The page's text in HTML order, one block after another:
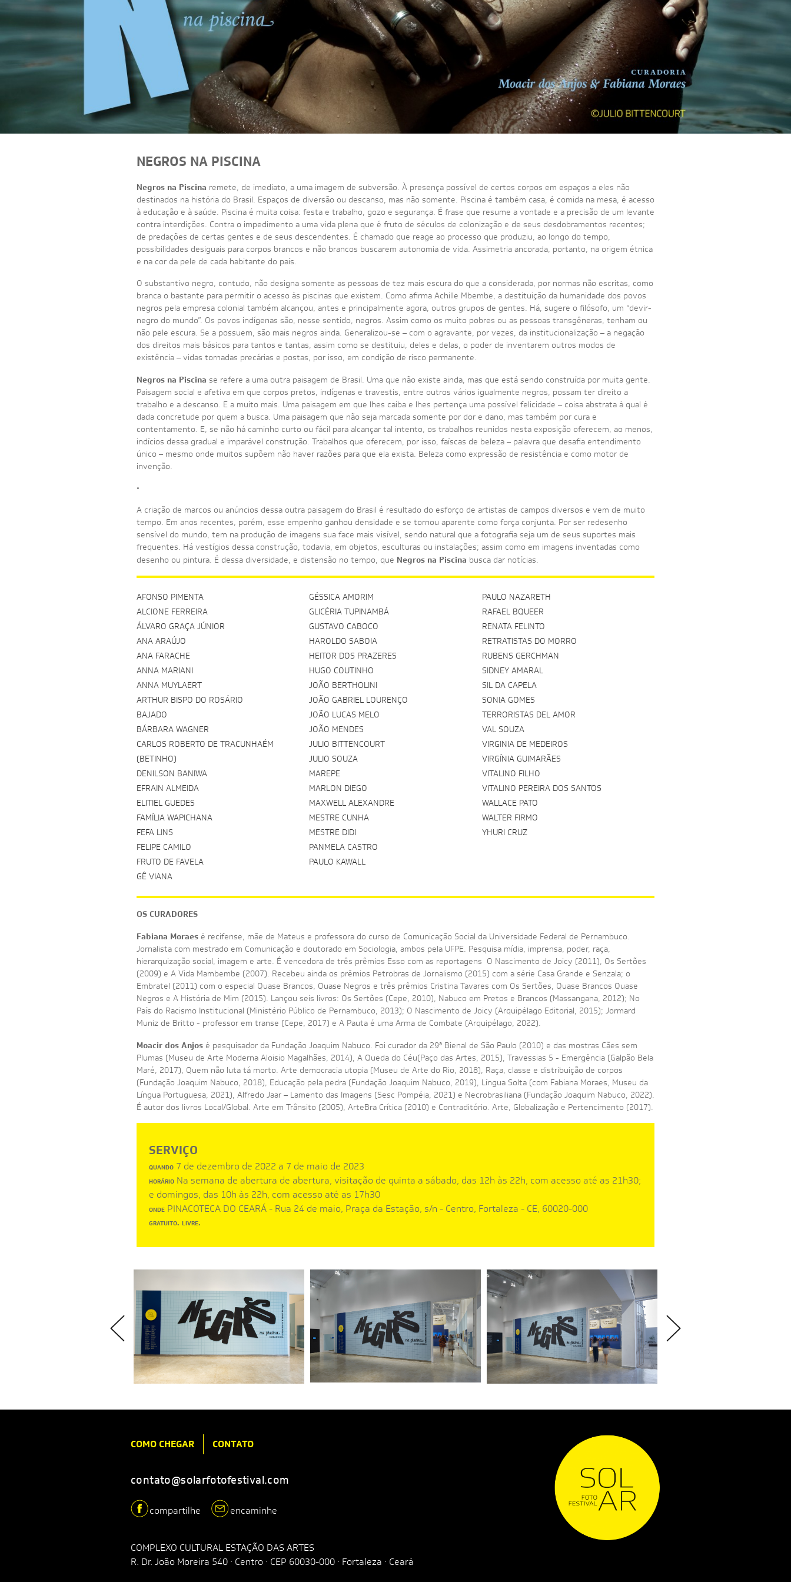
NEGROS NA PISCINA
Negros na Piscina remete, de imediato, a uma imagem de subversão. À presença possível de certos corpos em espaços a eles não
destinados na história do Brasil. Espaços de diversão ou descanso, mas não somente. Piscina é também casa, é comida na mesa, é acesso
à educação e à saúde. Piscina é muita coisa: festa e trabalho, gozo e segurança. É frase que resume a vontade e a precisão de um levante
contra interdições. Contra o impedimento a uma vida plena que é fruto de séculos de colonização e de seus desdobramentos recentes;
de predações de certas gentes e de seus descendentes. É chamado que reage ao processo que produziu, ao longo do tempo,
possibilidades desiguais para corpos brancos e não brancos buscarem autonomia de vida. Assimetria ancorada, portanto, na origem étnica
e na cor da pele de cada habitante do país.
O substantivo negro, contudo, não designa somente as pessoas de tez mais escura do que a considerada, por normas não escritas, como
branca o bastante para permitir o acesso às piscinas que existem. Como afirma Achille Mbembe, a destituição da humanidade dos povos
negros pela empresa colonial também alcançou, antes e principalmente agora, outros grupos de gentes. Há, sugere o filósofo, um “devir-
negro do mundo”. Os povos indígenas são, nesse sentido, negros. Assim como os muito pobres ou as pessoas transgêneras, tenham ou
não pele escura. Se a possuem, são mais negros ainda. Generalizou-se – com o agravante, por vezes, da institucionalização – a negação
dos direitos mais básicos para tantos e tantas, assim como se destituiu, deles e delas, o poder de inventarem outros modos de
existência – vidas tornadas precárias e postas, por isso, em condição de risco permanente.
Negros na Piscina se refere a uma outra paisagem de Brasil. Uma que não existe ainda, mas que está sendo construída por muita gente.
Paisagem social e afetiva em que corpos pretos, indígenas e travestis, entre outros vários igualmente negros, possam ter direito a
trabalho e a descanso. E a muito mais. Uma paisagem em que lhes caiba e lhes pertença uma possível felicidade – coisa abstrata à qual é
dada concretude por quem a busca. Uma paisagem que não seja marcada somente por dor e dano, mas também por cura e
contentamento. E, se não há caminho curto ou fácil para alcançar tal intento, os trabalhos reunidos nesta exposição oferecem, ao menos,
indícios dessa gradual e imparável construção. Trabalhos que oferecem, por isso, faíscas de beleza – palavra que desafia entendimento
único – mesmo onde muitos supõem não haver razões para que ela exista. Beleza como expressão de resistência e como motor de
invenção.
•
A criação de marcos ou anúncios dessa outra paisagem do Brasil é resultado do esforço de artistas de campos diversos e vem de muito
tempo. Em anos recentes, porém, esse empenho ganhou densidade e se tornou aparente como força conjunta. Por ser redesenho
sensível do mundo, tem na produção de imagens sua face mais visível, sendo natural que a fotografia seja um de seus suportes mais
frequentes. Há vestígios dessa construção, todavia, em objetos, esculturas ou instalações; assim como em imagens inventadas como
desenho ou pintura. É dessa diversidade, e distensão no tempo, que Negros na Piscina busca dar notícias.
AFONSO PIMENTA
ALCIONE FERREIRA
ÁLVARO GRAÇA JÚNIOR
ANA ARAÚJO
ANA FARACHE
ANNA MARIANI
ANNA MUYLAERT
ARTHUR BISPO DO ROSÁRIO
BAJADO
BÁRBARA WAGNER
CARLOS ROBERTO DE TRACUNHAÉM
(BETINHO)
DENILSON BANIWA
EFRAIN ALMEIDA
ELITIEL GUEDES
FAMÍLIA WAPICHANA
FEFA LINS
FELIPE CAMILO
FRUTO DE FAVELA
GÊ VIANA
GÉSSICA AMORIM
GLICÉRIA TUPINAMBÁ
GUSTAVO CABOCO
HAROLDO SABOIA
HEITOR DOS PRAZERES
HUGO COUTINHO
JOÃO BERTHOLINI
JOÃO GABRIEL LOURENÇO
JOÃO LUCAS MELO
JOÃO MENDES
JULIO BITTENCOURT
JULIO SOUZA
MAREPE
MARLON DIEGO
MAXWELL ALEXANDRE
MESTRE CUNHA
MESTRE DIDI
PANMELA CASTRO
PAULO KAWALL
PAULO NAZARETH
RAFAEL BQUEER
RENATA FELINTO
RETRATISTAS DO MORRO
RUBENS GERCHMAN
SIDNEY AMARAL
SIL DA CAPELA
SONIA GOMES
TERRORISTAS DEL AMOR
VAL SOUZA
VIRGINIA DE MEDEIROS
VIRGÍNIA GUIMARÃES
VITALINO FILHO
VITALINO PEREIRA DOS SANTOS
WALLACE PATO
WALTER FIRMO
YHURI CRUZ
OS CURADORES
Fabiana Moraes é recifense, mãe de Mateus e professora do curso de Comunicação Social da Universidade Federal de Pernambuco.
Jornalista com mestrado em Comunicação e doutorado em Sociologia, ambos pela UFPE. Pesquisa mídia, imprensa, poder, raça,
hierarquização social, imagem e arte. É vencedora de três prêmios Esso com as reportagens O Nascimento de Joicy (2011), Os Sertões
(2009) e A Vida Mambembe (2007). Recebeu ainda os prêmios Petrobras de Jornalismo (2015) com a série Casa Grande e Senzala; o
Embratel (2011) com o especial Quase Brancos, Quase Negros e três prêmios Cristina Tavares com Os Sertões, Quase Brancos Quase
Negros e A História de Mim (2015). Lançou seis livros: Os Sertões (Cepe, 2010), Nabuco em Pretos e Brancos (Massangana, 2012); No
País do Racismo Institucional (Ministério Público de Pernambuco, 2013); O Nascimento de Joicy (Arquipélago Editorial, 2015); Jormard
Muniz de Britto - professor em transe (Cepe, 2017) e A Pauta é uma Arma de Combate (Arquipélago, 2022).
Moacir dos Anjos é pesquisador da Fundação Joaquim Nabuco. Foi curador da 29ª Bienal de São Paulo (2010) e das mostras Cães sem
Plumas (Museu de Arte Moderna Aloisio Magalhães, 2014), A Queda do Céu(Paço das Artes, 2015), Travessias 5 - Emergência (Galpão Bela
Maré, 2017), Quem não luta tá morto. Arte democracia utopia (Museu de Arte do Rio, 2018), Raça, classe e distribuição de corpos
(Fundação Joaquim Nabuco, 2018), Educação pela pedra (Fundação Joaquim Nabuco, 2019), Língua Solta (com Fabiana Moraes, Museu da
Língua Portuguesa, 2021), Alfredo Jaar – Lamento das Imagens (Sesc Pompéia, 2021) e Necrobrasiliana (Fundação Joaquim Nabuco, 2022).
É autor dos livros Local/Global. Arte em Trânsito (2005), ArteBra Crítica (2010) e Contraditório. Arte, Globalização e Pertencimento (2017).
SERVIÇO
QUANDO 7 de dezembro de 2022 a 7 de maio de 2023
HORÁRIO Na semana de abertura de abertura, visitação de quinta a sábado, das 12h às 22h, com acesso até as 21h30;
e domingos, das 10h às 22h, com acesso até as 17h30
ONDE PINACOTECA DO CEARÁ - Rua 24 de maio, Praça da Estação, s/n - Centro, Fortaleza - CE, 60020-000
GRATUITO. LIVRE.
COMO CHEGAR CONTATO
contato@solarfotofestival.com
compartilhe encaminhe
COMPLEXO CULTURAL ESTAÇÃO DAS ARTES
R. Dr. João Moreira 540 · Centro · CEP 60030-000 · Fortaleza · Ceará